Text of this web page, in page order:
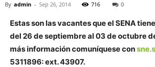
By admin - Sep 26, 2014 716 0
Estas son las vacantes que el SENA
del 26 de septiembre al 03 de octubre
más información comuníquese con
5311896: ext. 43907.